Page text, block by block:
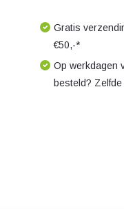
Gratis
€50,-*
Op werkdagen
besteld?